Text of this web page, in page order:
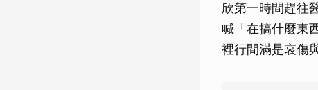
欣第一時間趕往
喊「在搞什麼東
裡行間滿是哀傷